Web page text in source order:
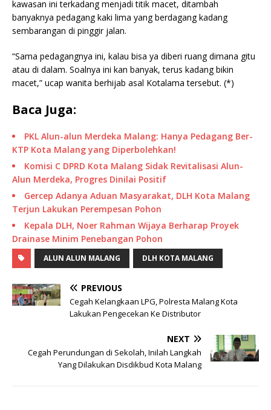
kawasan ini terkadang menjadi titik macet, ditambah
banyaknya pedagang kaki lima yang berdagang kadang
sembarangan di pinggir jalan.
“Sama pedagangnya ini, kalau bisa ya diberi ruang dimana gitu
atau di dalam. Soalnya ini kan banyak, terus kadang bikin
macet,” ucap wanita berhijab asal Kotalama tersebut. (*)
Baca Juga:
PKL Alun-alun Merdeka Malang: Hanya Pedagang Ber-
KTP Kota Malang yang Diperbolehkan!
Komisi C DPRD Kota Malang Sidak Revitalisasi Alun-
Alun Merdeka, Progres Dinilai Positif
Gercep Adanya Aduan Masyarakat, DLH Kota Malang
Terjun Lakukan Perempesan Pohon
Kepala DLH, Noer Rahman Wijaya Berharap Proyek
Drainase Minim Penebangan Pohon
ALUN ALUN MALANG DLH KOTA MALANG
PREVIOUS
Cegah Kelangkaan LPG, Polresta Malang Kota
Lakukan Pengecekan Ke Distributor
NEXT
Cegah Perundungan di Sekolah, Inilah Langkah
Yang Dilakukan Disdikbud Kota Malang